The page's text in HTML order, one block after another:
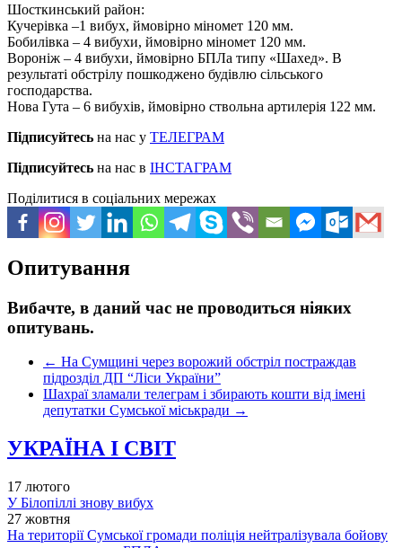
Шосткинський район:
Кучерівка –1 вибух, ймовірно міномет 120 мм.
Бобилівка – 4 вибухи, ймовірно міномет 120 мм.
Вороніж – 4 вибухи, ймовірно БПЛа типу «Шахед». В
результаті обстрілу пошкоджено будівлю сільського
господарства.
Нова Гута – 6 вибухів, ймовірно ствольна артилерія 122 мм.
Підписуйтесь на нас у ТЕЛЕГРАМ
Підписуйтесь на нас в ІНСТАГРАМ
Поділитися в соціальних мережах
Опитування
Вибачте, в даний час не проводиться ніяких
опитувань.
← На Сумщині через ворожий обстріл постраждав
підрозділ ДП “Ліси України”
Шахраї зламали телеграм і збирають кошти від імені
депутатки Сумської міськради →
УКРАЇНА І СВІТ
17 лютого
У Білопіллі знову вибух
27 жовтня
На території Сумської громади поліція нейтралізувала бойову